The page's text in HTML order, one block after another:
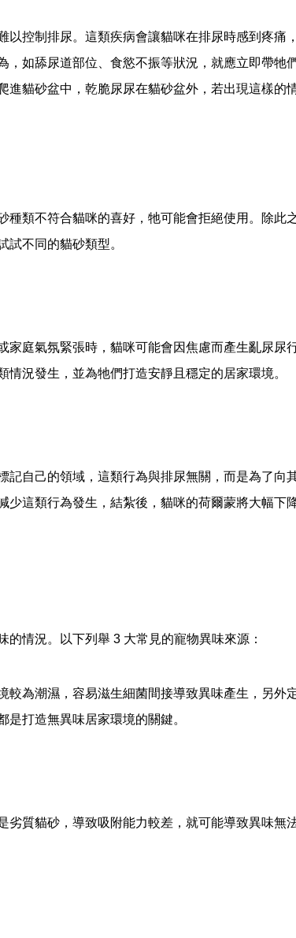
控制排尿。這類疾病會讓貓咪在排尿時感到疼痛
如舔尿道部位、食慾不振等狀況，就應立即帶牠
貓砂盆中，乾脆尿尿在貓砂盆外，若出現這樣的
類不符合貓咪的喜好，牠可能會拒絕使用。除此
試不同的貓砂類型。
庭氣氛緊張時，貓咪可能會因焦慮而產生亂尿尿
況發生，並為牠們打造安靜且穩定的居家環境。
自己的領域，這類行為與排尿無關，而是為了向
這類行為發生，結紮後，貓咪的荷爾蒙將大幅下
情況。以下列舉 3 大常見的寵物異味來源：
為潮濕，容易滋生細菌間接導致異味產生，另
打造無異味居家環境的關鍵。
質貓砂，導致吸附能力較差，就可能導致異味無